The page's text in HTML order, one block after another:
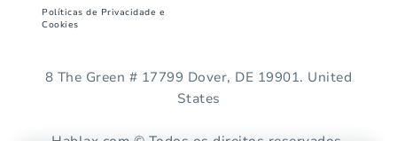
Políticas de Privacidade e
Cookies
8 The Green # 17799 Dover, DE 19901. United
States